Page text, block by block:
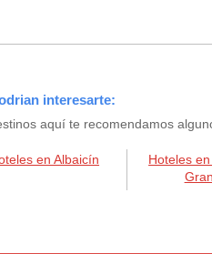
interesarte:
aquí te recomendamos
en Albaicín
Hoteles